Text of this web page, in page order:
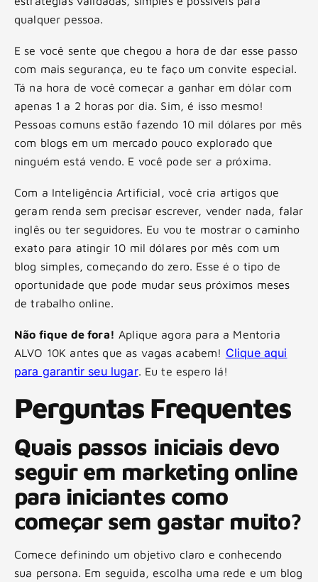
qualquer pessoa.
E se você sente que chegou a hora de dar esse passo
com mais segurança, eu te faço um convite especial.
Tá na hora de você começar a ganhar em dólar com
apenas 1 a 2 horas por dia. Sim, é isso mesmo!
Pessoas comuns estão fazendo 10 mil dólares por mês
com blogs em um mercado pouco explorado que
ninguém está vendo. E você pode ser a próxima.
Com a Inteligência Artificial, você cria artigos que
geram renda sem precisar escrever, vender nada, falar
inglês ou ter seguidores. Eu vou te mostrar o caminho
exato para atingir 10 mil dólares por mês com um
blog simples, começando do zero. Esse é o tipo de
oportunidade que pode mudar seus próximos meses
de trabalho online.
Não fique de fora! Aplique agora para a Mentoria
ALVO 10K antes que as vagas acabem! Clique aqui
para garantir seu lugar. Eu te espero lá!
Perguntas Frequentes
Quais passos iniciais devo
seguir em marketing online
para iniciantes como
começar sem gastar muito?
Comece definindo um objetivo claro e conhecendo
sua persona. Em seguida, escolha uma rede e um blog